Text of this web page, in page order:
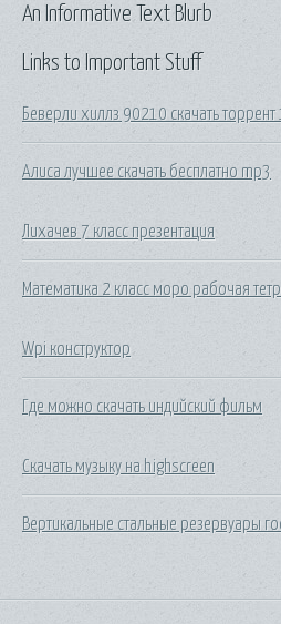
Links to Important Stuff
Беверли хиллз 90210 скачать торрент
Алиса лучшее скачать бесплатно mp3
Лихачев 7 класс презентация
Математика 2 класс моро рабочая
Wpi конструктор
Где можно скачать индийский фильм
Скачать музыку на highscreen
Вертикальные стальные резервуары
An Informative Text Blurb